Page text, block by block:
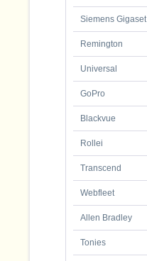
Siemens Gigaset
Remington
Universal
GoPro
Blackvue
Rollei
Transcend
Webfleet
Allen Bradley
Tonies